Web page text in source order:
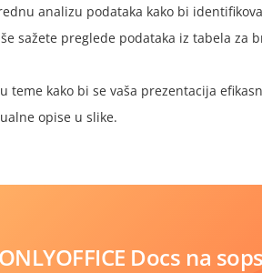
analizu podataka kako bi
sažete preglede podataka iz tabela za
teme kako bi se vaša prezentacija
opise u slike.
Docs na